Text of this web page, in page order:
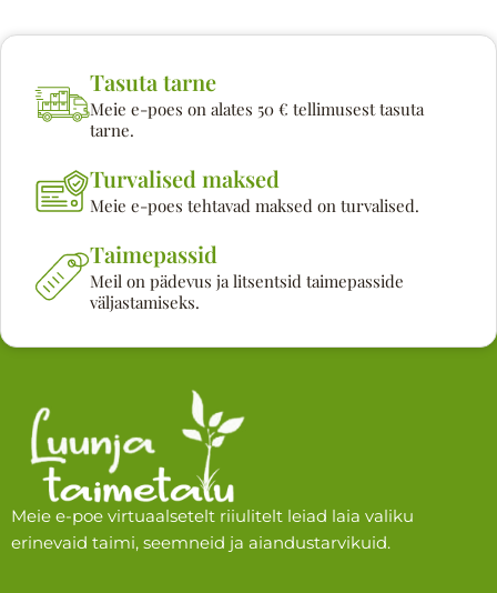
Tasuta tarne
Meie e-poes on alates 50 € tellimusest tasuta
tarne.
Turvalised maksed
Meie e-poes tehtavad maksed on turvalised.
Taimepassid
Meil on pädevus ja litsentsid taimepasside
väljastamiseks.
Meie e-poe virtuaalsetelt riiulitelt leiad laia valiku
erinevaid taimi, seemneid ja aiandustarvikuid.